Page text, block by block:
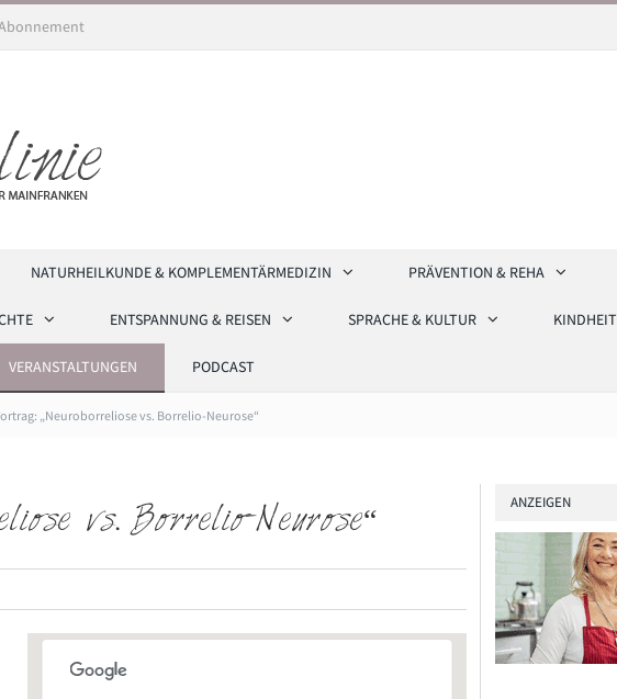
NATURHEILKUNDE & KOMPLEMENTÄRMEDIZIN PRÄVENTION & REHA
ENTSPANNUNG & REISEN SPRACHE & KULTUR KINDHEIT
VERANSTALTUNGEN PODCAST
„Neuroborreliose vs. Borrelio-Neurose“
vs. Borrelio-Neurose“ ANZEIGEN